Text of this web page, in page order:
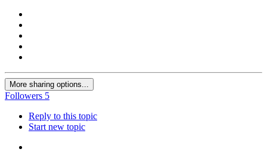
More sharing options...
Followers 5
Reply to this topic
Start new topic